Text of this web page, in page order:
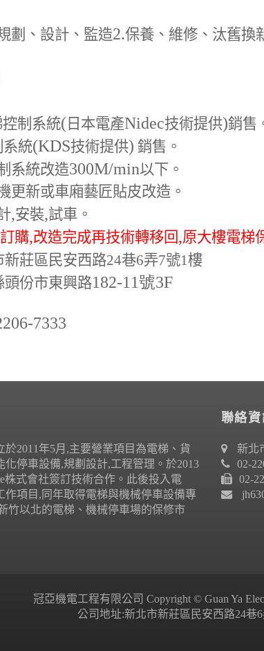
劃、設計、監造2.保養、維修、汰舊換
制系統( 日本電產Nidec技術提供)銷售
統(KDS技術提供) 銷售。
系統改造300M/min以下。
更新或車廂藝匠貼皮改造。
,安裝,試車。
購,改造完成再技術轉移回,原大樓電梯
新莊區民安西路24巷6弄7號1樓
頭份市東興路182-11號3F
7333
2011年5月,主要營業項目為電梯、貨
停車設備,規劃設計,工程管理。於2013
株式會社簽訂技術合作。此後投入電
作項目,同年取得電梯與機械停車設備專
竹以北的電梯、機械停車場的保修市
聯絡資
新北
02-
02-
冠亞機電工程有限公司 Copyright © Guan Ya
公司地址:新北市新莊區民安西路24